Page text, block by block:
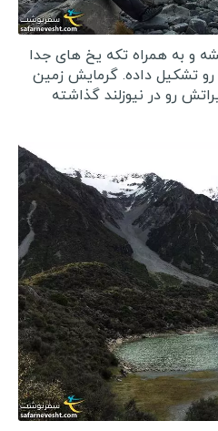
و به همراه تکه یخ های جدا
تشکیل داده. گرمایش زمین
رو در نیوزلند گذاشته